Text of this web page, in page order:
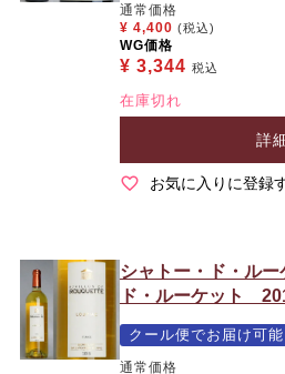
通常価格
¥ 4,400 (税込)
WG価格
¥ 3,344 税込
在庫切れ
詳
お気に入りに登録
シャトー・ド・ル
ド・ルーケット
クール便でお届け可能
通常価格